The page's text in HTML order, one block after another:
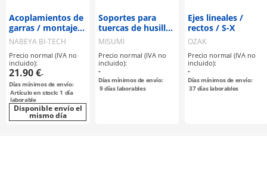
Acoplamientos de
garras / montaje
seleccionable /
disco de garras:
PU / cuerpo:
aluminio / MJT /
NBK
NABEYA BI-TECH
Precio normal (IVA no
incluido):
21.90 €-
Días mínimos de envío:
Artículo en stock: 1 día
laborable
Disponible envío el
mismo día
Soportes para
tuercas de husillo
de avance
MISUMI
Precio normal (IVA no
incluido):
-
Días mínimos de envío:
9días laborables
Ejes lineales /
rectos / S-X
OZAK
Precio normal (IVA no
incluido):
-
Días mínimos de envío:
37días laborables